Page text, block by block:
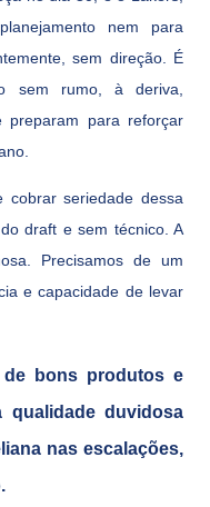
nem para
sem direção. É
sem rumo, à deriva,
preparam para reforçar
seriedade dessa
draft e sem técnico. A
Precisamos de um
e capacidade de levar
de bons produtos e
duvidosa
nas escalações,